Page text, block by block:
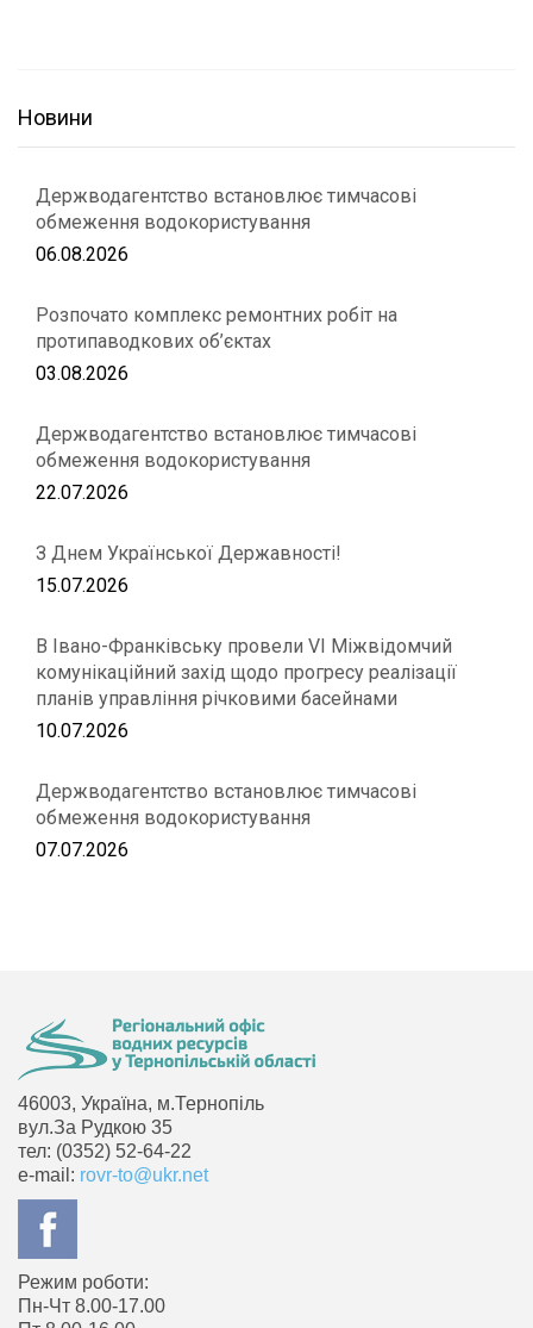
Новини
Держводагентство встановлює тимчасові
обмеження водокористування
06.08.2026
Розпочато комплекс ремонтних робіт на
протипаводкових об’єктах
03.08.2026
Держводагентство встановлює тимчасові
обмеження водокористування
22.07.2026
З Днем Української Державності!
15.07.2026
В Івано-Франківську провели VІ Міжвідомчий
комунікаційний захід щодо прогресу реалізації
планів управління річковими басейнами
10.07.2026
Держводагентство встановлює тимчасові
обмеження водокористування
07.07.2026
46003, Україна, м.Тернопіль
вул.За Рудкою 35
тел: (0352) 52-64-22
e-mail: rovr-to@ukr.net
Режим роботи:
Пн-Чт 8.00-17.00